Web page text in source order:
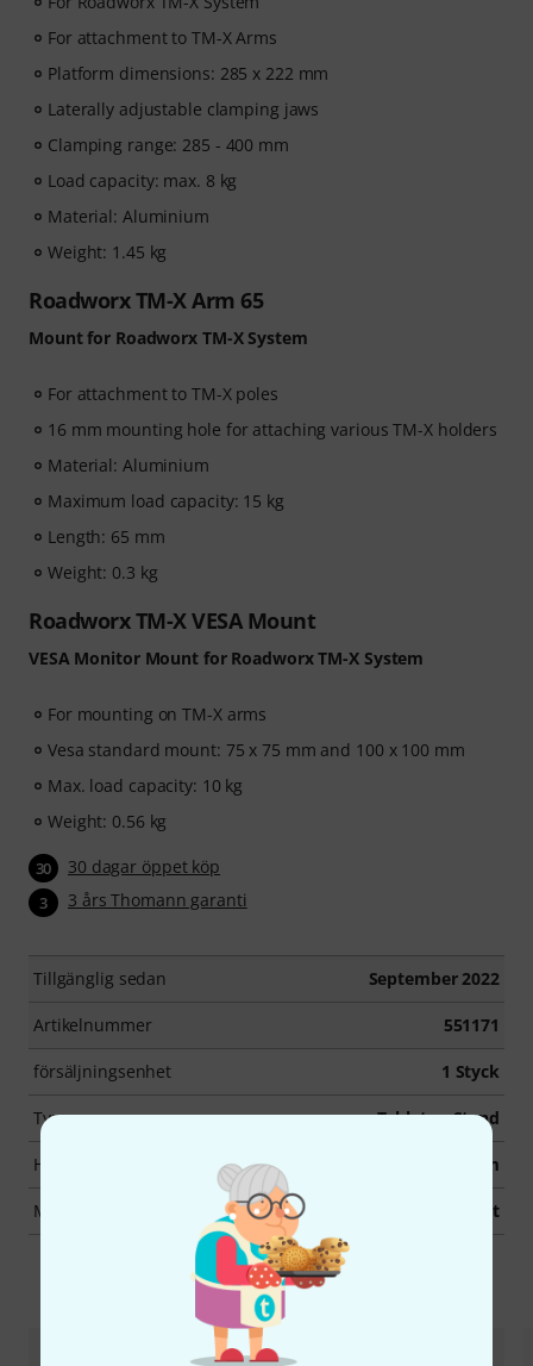
For attachment to TM-X Arms
Platform dimensions: 285 x 222 mm
Laterally adjustable clamping jaws
Clamping range: 285 - 400 mm
Load capacity: max. 8 kg
Material: Aluminium
Weight: 1.45 kg
Roadworx TM-X Arm 65
Mount for Roadworx TM-X System
For attachment to TM-X poles
16 mm mounting hole for attaching various TM-X holders
Material: Aluminium
Maximum load capacity: 15 kg
Length: 65 mm
Weight: 0.3 kg
Roadworx TM-X VESA Mount
VESA Monitor Mount for Roadworx TM-X System
For mounting on TM-X arms
Vesa standard mount: 75 x 75 mm and 100 x 100 mm
Max. load capacity: 10 kg
Weight: 0.56 kg
30 30 dagar öppet köp
3 3 års Thomann garanti
Tillgänglig sedan September 2022
Artikelnummer 551171
försäljningsenhet 1 Styck
Type Tabletop Stand
Height 0 mm – 470 mm
Mounting Type Table Mount
Tillbehör & matchande produkter